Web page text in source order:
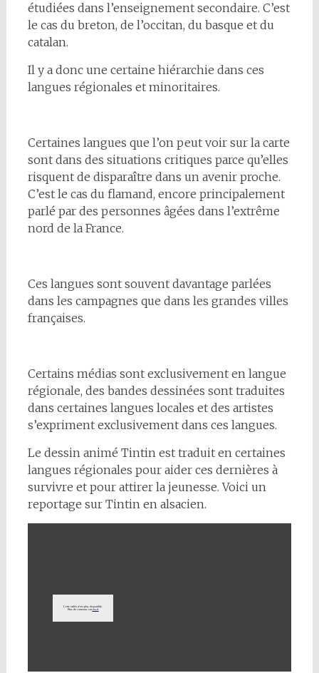
étudiées dans l’enseignement secondaire. C’est
le cas du breton, de l’occitan, du basque et du
catalan.
Il y a donc une certaine hiérarchie dans ces
langues régionales et minoritaires.
Certaines langues que l’on peut voir sur la carte
sont dans des situations critiques parce qu’elles
risquent de disparaître dans un avenir proche.
C’est le cas du flamand, encore principalement
parlé par des personnes âgées dans l’extrême
nord de la France.
Ces langues sont souvent davantage parlées
dans les campagnes que dans les grandes villes
françaises.
Certains médias sont exclusivement en langue
régionale, des bandes dessinées sont traduites
dans certaines langues locales et des artistes
s’expriment exclusivement dans ces langues.
Le dessin animé Tintin est traduit en certaines
langues régionales pour aider ces dernières à
survivre et pour attirer la jeunesse. Voici un
reportage sur Tintin en alsacien.